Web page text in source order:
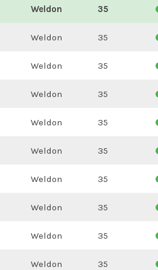
Weldon 35
Weldon 35
Weldon 35
Weldon 35
Weldon 35
Weldon 35
Weldon 35
Weldon 35
Weldon 35
Weldon 35